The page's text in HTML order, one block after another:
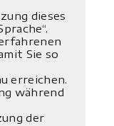
dieses
Sie so
erreichen.
während
der